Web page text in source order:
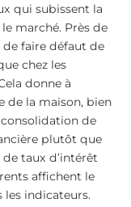
qui subissent la
marché. Près de
de faire défaut de
chez les
donne à
de la maison, bien
de
plutôt que
taux d’intérêt
affichent le
les indicateurs.